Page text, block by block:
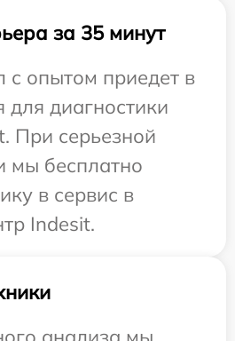
за 35 минут
с опытом приедет в
для диагностики
При серьезной
мы бесплатно
в сервис в
Indesit.